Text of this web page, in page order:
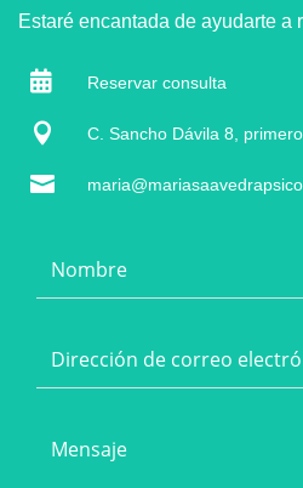
Estaré encantada de ayudarte a
 Reservar consulta
 C. Sancho Dávila 8,
